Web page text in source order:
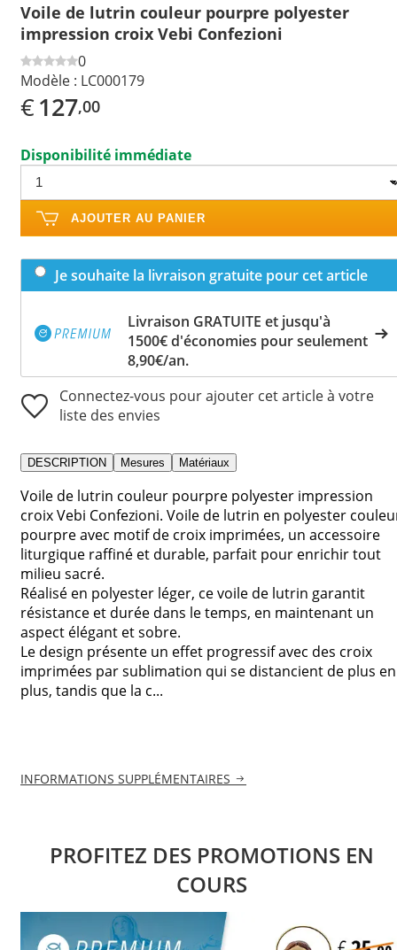
Voile de lutrin couleur pourpre polyester
impression croix Vebi Confezioni
0
Modèle : LC000179
€127,00
Disponibilité immédiate
AJOUTER AU PANIER
Je souhaite la livraison gratuite pour cet article
Livraison GRATUITE et jusqu'à
1500€ d'économies pour seulement
8,90€/an.
Connectez-vous pour ajouter cet article à votre
liste des envies
DESCRIPTION Mesures Matériaux
Voile de lutrin couleur pourpre polyester impression
croix Vebi Confezioni. Voile de lutrin en polyester
pourpre avec motif de croix imprimées, un accessoire
liturgique raffiné et durable, parfait pour enrichir tout
milieu sacré.
Réalisé en polyester léger, ce voile de lutrin garantit
résistance et durée dans le temps, en maintenant un
aspect élégant et sobre.
Le design présente un effet progressif avec des croix
imprimées par sublimation qui se distancient de plus en
plus, tandis que la c...
INFORMATIONS SUPPLÉMENTAIRES
PROFITEZ DES PROMOTIONS EN
COURS